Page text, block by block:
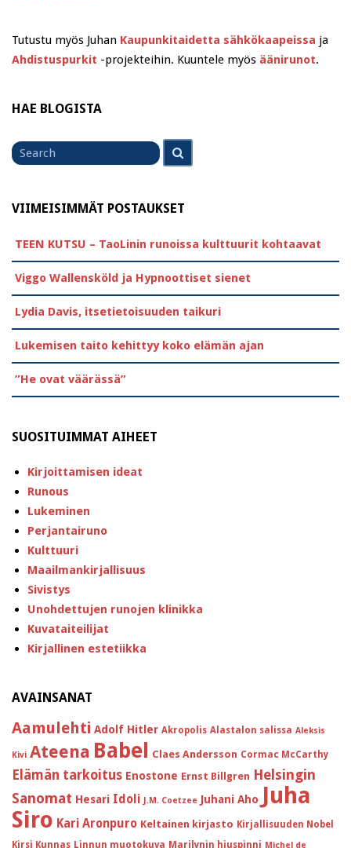
Tutustu myös Juhan Kaupunkitaidetta sähkökaapeissa ja
Ahdistuspurkit -projekteihin. Kuuntele myös äänirunot.
HAE BLOGISTA
Search
for
VIIMEISIMMÄT POSTAUKSET
TEEN KUTSU – TaoLinin runoissa kulttuurit kohtaavat
Viggo Wallensköld ja Hypnoottiset sienet
Lydia Davis, itsetietoisuuden taikuri
Lukemisen taito kehittyy koko elämän ajan
”He ovat väärässä”
SUOSITUIMMAT AIHEET
Kirjoittamisen ideat
Runous
Lukeminen
Perjantairuno
Kulttuuri
Maailmankirjallisuus
Sivistys
Unohdettujen runojen klinikka
Kuvataiteilijat
Kirjallinen estetiikka
AVAINSANAT
Aamulehti Adolf Hitler Akropolis Alastalon salissa Aleksis
Kivi Ateena Babel Claes Andersson Cormac McCarthy
Elämän tarkoitus Enostone Ernst Billgren Helsingin
Sanomat Hesari Idoli J.M. Coetzee Juhani Aho Juha
Siro Kari Aronpuro Keltainen kirjasto Kirjallisuuden Nobel
Kirsi Kunnas Linnun muotokuva Marilynin hiuspinni Michel de